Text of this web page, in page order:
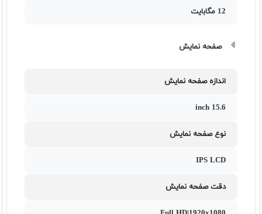
12 مگابایت
صفحه نمایش
اندازه صفحه نمایش
15.6 inch
نوع صفحه نمایش
IPS LCD
دقت صفحه نمایش